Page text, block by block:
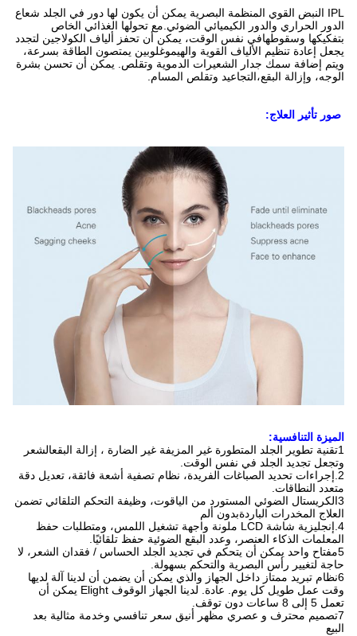
IPL النبض القوي المنظمة البصرية يمكن أن يكون لها دور في الجلد شعاع
الدور الحراري والدور الكيميائي الضوئي.مع تحولها الغذائي الخاص
بتفكيكها وسقوطهافي نفس الوقت، يمكن أن تحفز ألياف الكولاجين لتجدد
يجعل إعادة تنظيم الألياف القوية والهيموغلوبين يمتصون الطاقة بسرعة،
ويتم إضافة سمك جدار الشعيرات الدموية وتقلص. يمكن أن تحسن بشرة
الوجه، وإزالة البقع،التجاعيد وتقلص المسام.
صور تأثير العلاج:
الميزة التنافسية:
1تقنية تطوير الجلد المتطورة غير المزيفة غير الضارة ، إزالة البقع
الشعر
وتجعل تجديد الجلد في نفس الوقت.
2.إجراءات تحديد الصباغات الفريدة، نظام تصفية أشعة فائقة، تعديل دقة
متعدد النطاقات.
3الكريستال الضوئي المستورد من الياقوت، وظيفة التحكم التلقائي تضمن
العلاج المخدرات الباردةبدون ألم
4.إنجليزية شاشة LCD ملونة واجهة تشغيل اللمس، ومتطلبات حفظ
المعلمات الذكاء العنصر، وعدد البقع الضوئية حفظ تلقائيًا.
5مفتاح واحد يمكن أن يتحكم في تجديد الجلد الحساس / فقدان الشعر، لا
حاجة لتغيير رأس البصرية والتحكم بسهولة.
6نظام تبريد ممتاز داخل الجهاز والذي يمكن أن يضمن أن لدينا آلة لديها
وقت عمل طويل كل يوم. عادة. لدينا الجهاز الوقوف Elight يمكن أن
تعمل 5 إلى 8 ساعات دون توقف.
7تصميم محترف و عصري مظهر أنيق سعر تنافسي وخدمة مثالية بعد
البيع